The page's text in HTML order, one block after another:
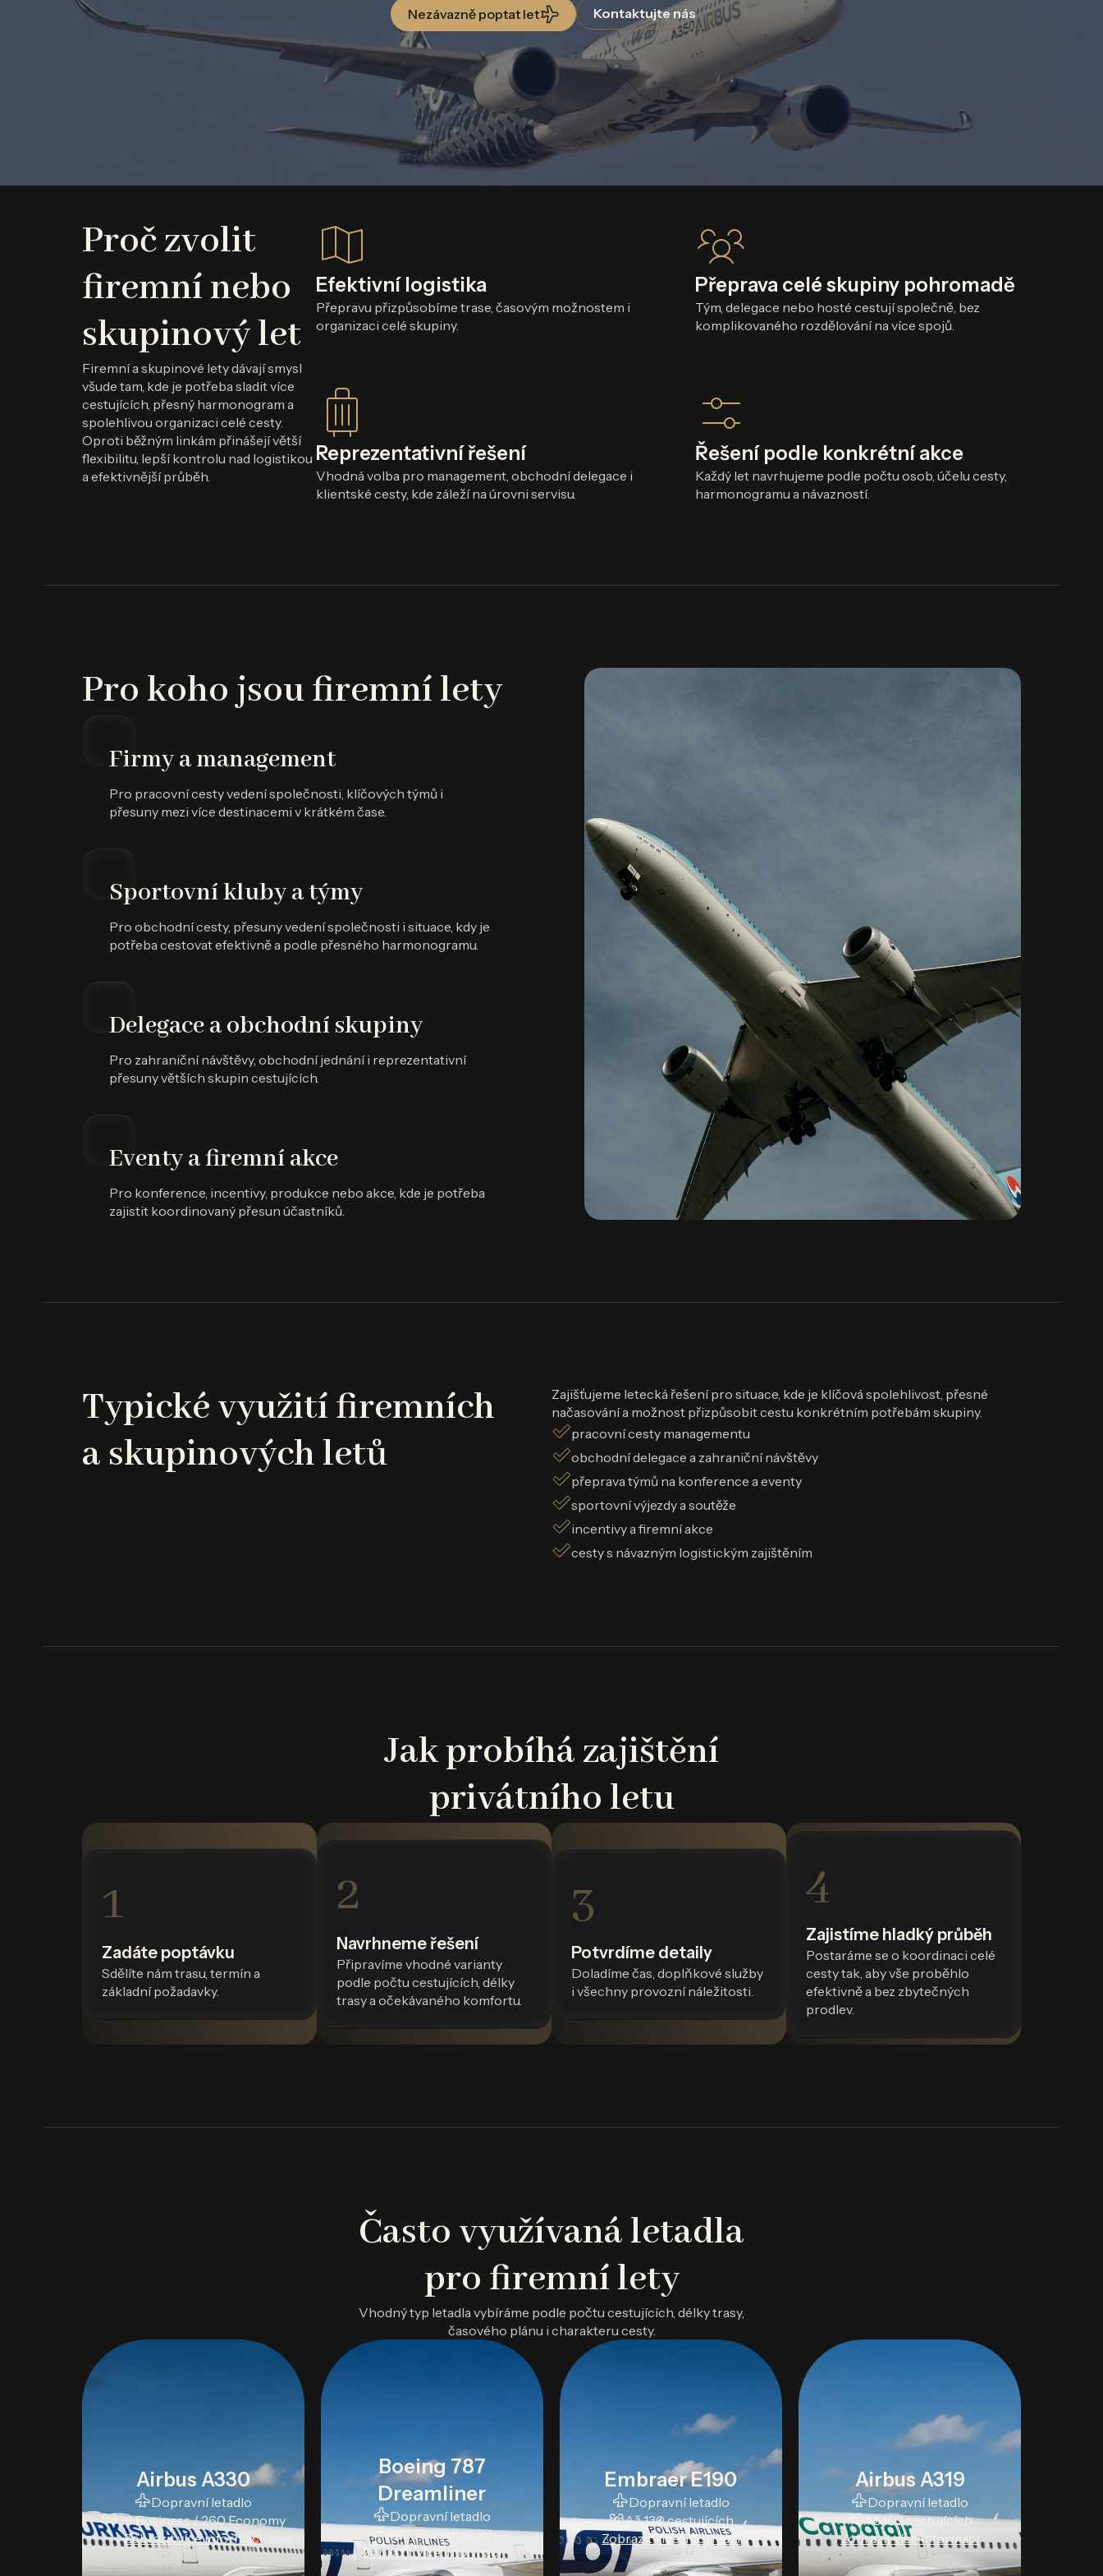
Nezávazně poptat let
Kontaktujte nás
Proč zvolit
firemní nebo
skupinový let
Firemní a skupinové lety dávají smysl
všude tam, kde je potřeba sladit více
cestujících, přesný harmonogram a
spolehlivou organizaci celé cesty.
Oproti běžným linkám přinášejí větší
flexibilitu, lepší kontrolu nad logistikou
a efektivnější průběh.
Efektivní logistika
Přepravu přizpůsobíme trase, časovým možnostem i
organizaci celé skupiny.
Přeprava celé skupiny pohromadě
Tým, delegace nebo hosté cestují společně, bez
komplikovaného rozdělování na více spojů.
Reprezentativní řešení
Vhodná volba pro management, obchodní delegace i
klientské cesty, kde záleží na úrovni servisu.
Řešení podle konkrétní akce
Každý let navrhujeme podle počtu osob, účelu cesty,
harmonogramu a návazností.
Pro koho jsou firemní lety
Firmy a management
Pro pracovní cesty vedení společnosti, klíčových týmů i
přesuny mezi více destinacemi v krátkém čase.
Sportovní kluby a týmy
Pro obchodní cesty, přesuny vedení společnosti i situace, kdy je
potřeba cestovat efektivně a podle přesného harmonogramu.
Delegace a obchodní skupiny
Pro zahraniční návštěvy, obchodní jednání i reprezentativní
přesuny větších skupin cestujících.
Eventy a firemní akce
Pro konference, incentivy, produkce nebo akce, kde je potřeba
zajistit koordinovaný přesun účastníků.
Typické využití firemních
a skupinových letů
Zajišťujeme letecká řešení pro situace, kde je klíčová spolehlivost, přesné
načasování a možnost přizpůsobit cestu konkrétním potřebám skupiny.
pracovní cesty managementu
obchodní delegace a zahraniční návštěvy
přeprava týmů na konference a eventy
sportovní výjezdy a soutěže
incentivy a firemní akce
cesty s návazným logistickým zajištěním
Jak probíhá zajištění
privátního letu
1
Zadáte poptávku
Sdělíte nám trasu, termín a
základní požadavky.
2
Navrhneme řešení
Připravíme vhodné varianty
podle počtu cestujících, délky
trasy a očekávaného komfortu.
3
Potvrdíme detaily
Doladíme čas, doplňkové služby
i všechny provozní náležitosti.
4
Zajistíme hladký průběh
Postaráme se o koordinaci celé
cesty tak, aby vše proběhlo
efektivně a bez zbytečných
prodlev.
Často využívaná letadla
pro firemní lety
Vhodný typ letadla vybíráme podle počtu cestujících, délky trasy,
časového plánu i charakteru cesty.
Airbus A330
Dopravní letadlo
28 Business / 260 Economy
Zobrazit více informací
Boeing 787
Dreamliner
Dopravní letadlo
Až 330 cestujících
Zobrazit více informací
Embraer E190
Dopravní letadlo
Až 130 cestujících
Zobrazit více informací
Airbus A319
Dopravní letadlo
Až 150 cestujících
Zobrazit více informací